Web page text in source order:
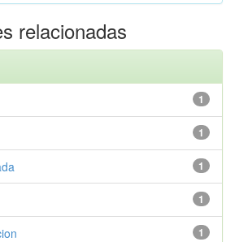
relacionadas
1
1
1
1
1